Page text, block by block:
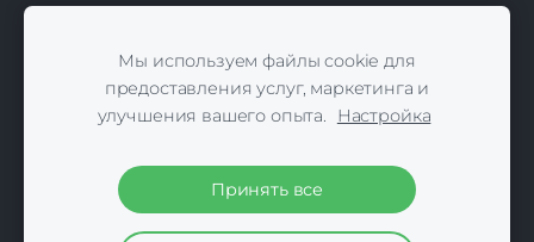
файлы
Мы используем файлы cookie для
предоставления услуг, маркетинга и
улучшения вашего опыта.
Настройка
Принять все